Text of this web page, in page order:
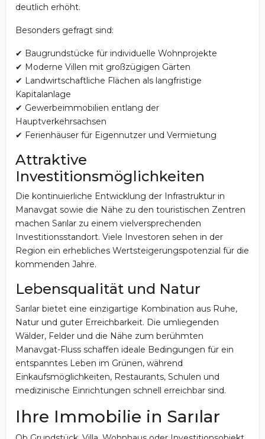
deutlich erhöht.
Besonders gefragt sind:
✔ Baugrundstücke für individuelle Wohnprojekte
✔ Moderne Villen mit großzügigen Gärten
✔ Landwirtschaftliche Flächen als langfristige
Kapitalanlage
✔ Gewerbeimmobilien entlang der
Hauptverkehrsachsen
✔ Ferienhäuser für Eigennutzer und Vermietung
Attraktive
Investitionsmöglichkeiten
Die kontinuierliche Entwicklung der Infrastruktur in
Manavgat sowie die Nähe zu den touristischen Zentren
machen Sarılar zu einem vielversprechenden
Investitionsstandort. Viele Investoren sehen in der
Region ein erhebliches Wertsteigerungspotenzial für die
kommenden Jahre.
Lebensqualität und Natur
Sarılar bietet eine einzigartige Kombination aus Ruhe,
Natur und guter Erreichbarkeit. Die umliegenden
Wälder, Felder und die Nähe zum berühmten
Manavgat-Fluss schaffen ideale Bedingungen für ein
entspanntes Leben im Grünen, während
Einkaufsmöglichkeiten, Restaurants, Schulen und
medizinische Einrichtungen schnell erreichbar sind.
Ihre Immobilie in Sarılar